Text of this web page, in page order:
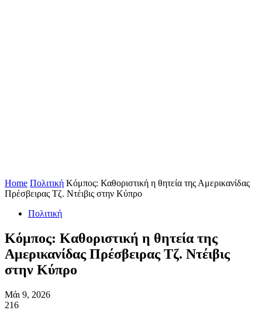
Home Πολιτική Κόμπος: Καθοριστική η θητεία της Αμερικανίδας
Πρέσβειρας Τζ. Ντέιβις στην Κύπρο
Πολιτική
Κόμπος: Καθοριστική η θητεία της
Αμερικανίδας Πρέσβειρας Τζ. Ντέιβις
στην Κύπρο
Μάι 9, 2026
216